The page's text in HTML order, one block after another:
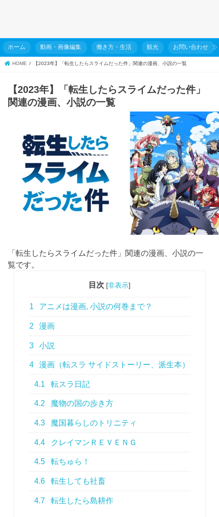
ホーム 動画・画像編集 働き方・生活 観光 お問い合わせ
HOME 【2023年】「転生したらスライムだった件」関連の漫画、小説の一覧
【2023年】「転生したらスライムだった件」
関連の漫画、小説の一覧
「転生したらスライムだった件」関連の漫画、小説の一
覧です。
目次 [非表示]
1 アニメは漫画, 小説の何巻まで？
2 漫画
3 小説
4 漫画（転スラ サイドストーリー、派生本）
4.1 転スラ日記
4.2 魔物の国の歩き方
4.3 魔国暮らしのトリニティ
4.4 クレイマンＲＥＶＥＮＧ
4.5 転ちゅら！
4.6 転生しても社畜
4.7 転生したら島耕作